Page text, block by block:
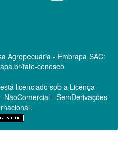
Agropecuária - Embrapa SAC:
fale-conosco
licenciado sob a Licença
- SemDerivações